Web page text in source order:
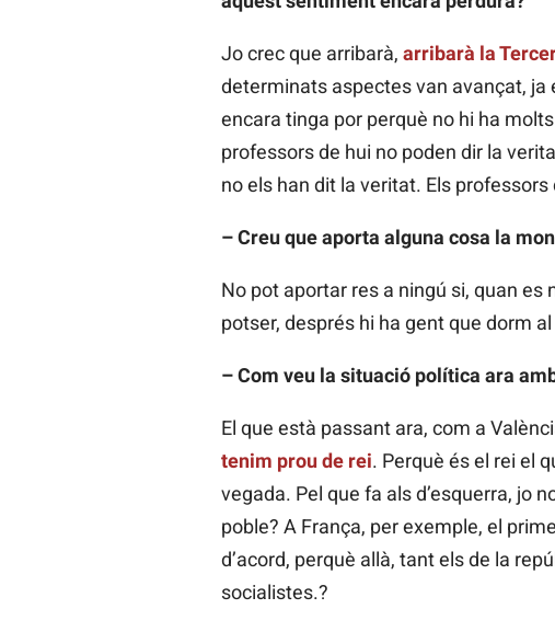
Jo crec que arribarà, arribarà la
determinats aspectes van avançat, ja
encara tinga por perquè no hi ha
professors de hui no poden dir la
no els han dit la veritat. Els
– Creu que aporta alguna cosa la
No pot aportar res a ningú si, quan
potser, després hi ha gent que dorm al
– Com veu la situació política ara
El que està passant ara, com a
tenim prou de rei. Perquè és el rei el
vegada. Pel que fa als d’esquerra, jo
poble? A França, per exemple, el
d’acord, perquè allà, tant els de la
socialistes.?